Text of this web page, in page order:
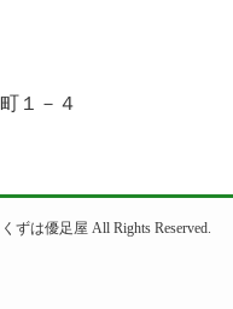
１－４
ずは優足屋 All Rights Reserved.